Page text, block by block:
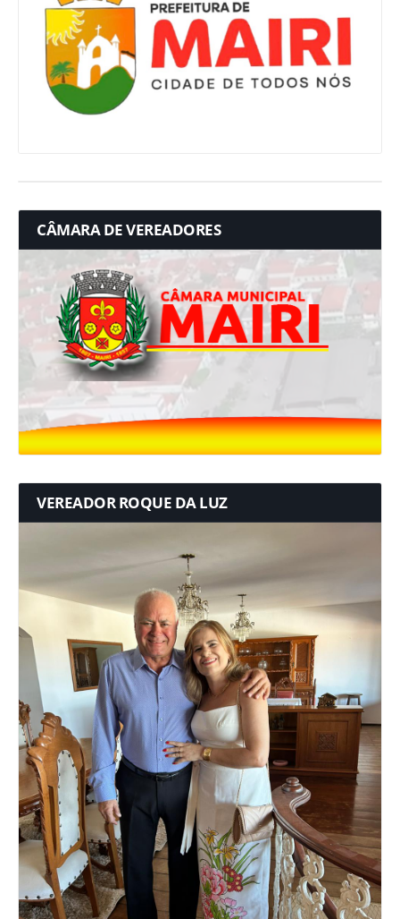
CÂMARA DE VEREADORES
VEREADOR ROQUE DA LUZ